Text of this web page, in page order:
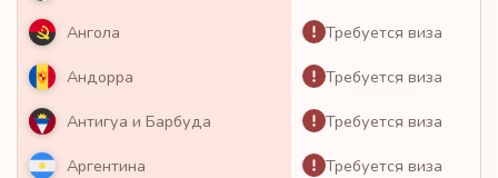
Ангола Требуется виза
Андорра Требуется виза
Антигуа и Барбуда Требуется виза
Аргентина Требуется виза